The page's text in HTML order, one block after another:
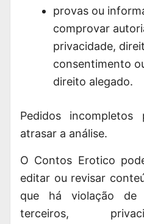
provas ou
comprovar
privacidade,
consentimento
direito alegado.
Pedidos
atrasar a análise.
O Contos Erotico
editar ou revisar
que há violação de
terceiros,